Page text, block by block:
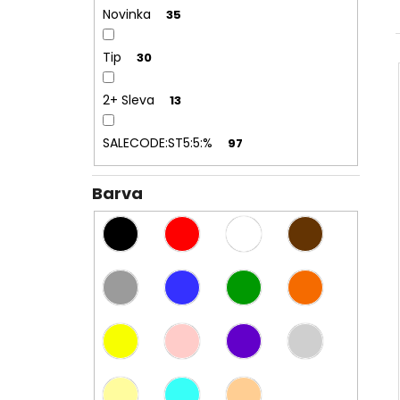
Novinka 35
Tip 30
2+ Sleva 13
SALECODE:ST5:5:% 97
Barva